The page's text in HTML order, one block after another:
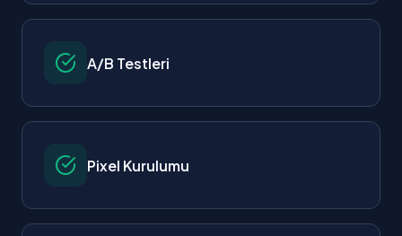
A/B Testleri
Pixel Kurulumu